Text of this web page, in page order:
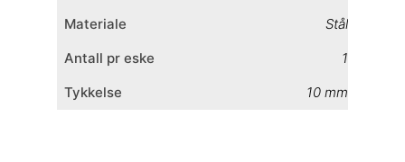
Materiale
Stål
Antall pr eske
1
Tykkelse
10 mm